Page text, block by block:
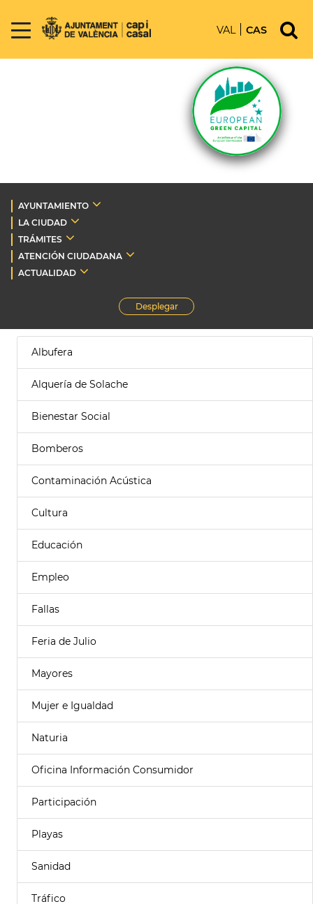
VAL CAS
AYUNTAMIENTO
LA CIUDAD
TRÁMITES
ATENCIÓN CIUDADANA
ACTUALIDAD
Desplegar
Albufera
Alquería de Solache
Bienestar Social
Bomberos
Contaminación Acústica
Cultura
Educación
Empleo
Fallas
Feria de Julio
Mayores
Mujer e Igualdad
Naturia
Oficina Información Consumidor
Participación
Playas
Sanidad
Tráfico